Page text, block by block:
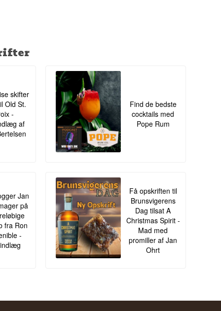
skifter
Old St.
-
af
Find de bedste
cocktails med
Pope Rum
Jan
på
fra Ron
-
Få opskriften til
Brunsvigerens
Dag tilsat A
Christmas Spirit -
Mad med
promiller af Jan
Ohrt